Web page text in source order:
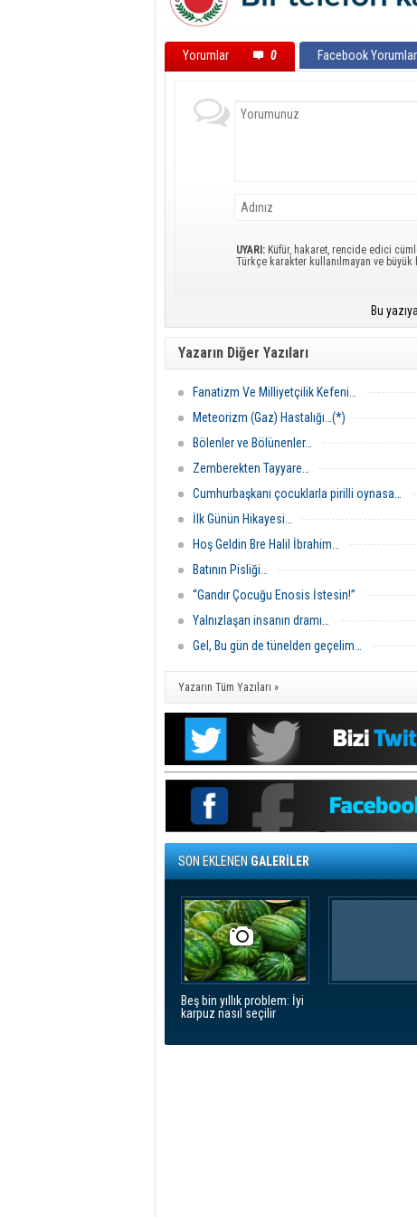
Yorumlar 0 Facebook
UYARI: Küfür, hakaret, rencide edici
Türkçe karakter kullanılmayan ve büyük
Bu
Yazarın Diğer Yazıları
Fanatizm Ve Milliyetçilik Kefeni…
Meteorizm (Gaz) Hastalığı…(*)
Bölenler ve Bölünenler…
Zemberekten Tayyare…
Cumhurbaşkanı çocuklarla pirilli oynasa…
İlk Günün Hikayesi…
Hoş Geldin Bre Halil İbrahim…
Batının Pisliği…
“Gandır Çocuğu Enosis İstesin!”
Yalnızlaşan insanın dramı…
Gel, Bu gün de tünelden geçelim…
Yazarın Tüm Yazıları »
SON EKLENENGALERİLER
Beş bin yıllık problem: İyi
karpuz nasıl seçilir